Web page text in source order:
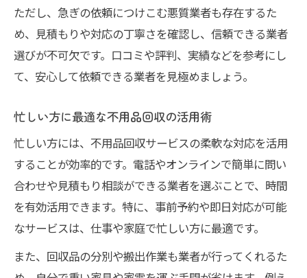
資格や許可証を持つ不用品回収業者の安心
感
迅速対応で評価される不用品回収の見分け
方
ただし、急ぎの依頼につけこむ悪質業者も存在するた
め、見積もりや対応の丁寧さを確認し、信頼できる業者
選びが不可欠です。口コミや評判、実績などを参考にし
て、安心して依頼できる業者を見極めましょう。
忙しい方に最適な不用品回収の活用術
忙しい方には、不用品回収サービスの柔軟な対応を活用
することが効率的です。電話やオンラインで簡単に問い
合わせや見積もり相談ができる業者を選ぶことで、時間
を有効活用できます。特に、事前予約や即日対応が可能
なサービスは、仕事や家庭で忙しい方に最適です。
また、回収品の分別や搬出作業も業者が行ってくれるた